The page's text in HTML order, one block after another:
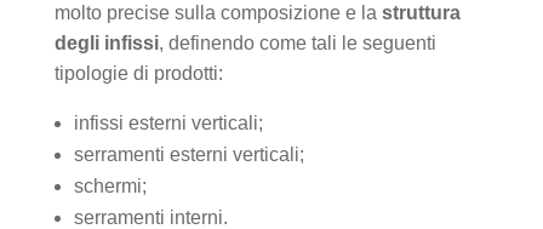
molto precise sulla composizione e la struttura
degli infissi, definendo come tali le seguenti
tipologie di prodotti:
infissi esterni verticali;
serramenti esterni verticali;
schermi;
serramenti interni.